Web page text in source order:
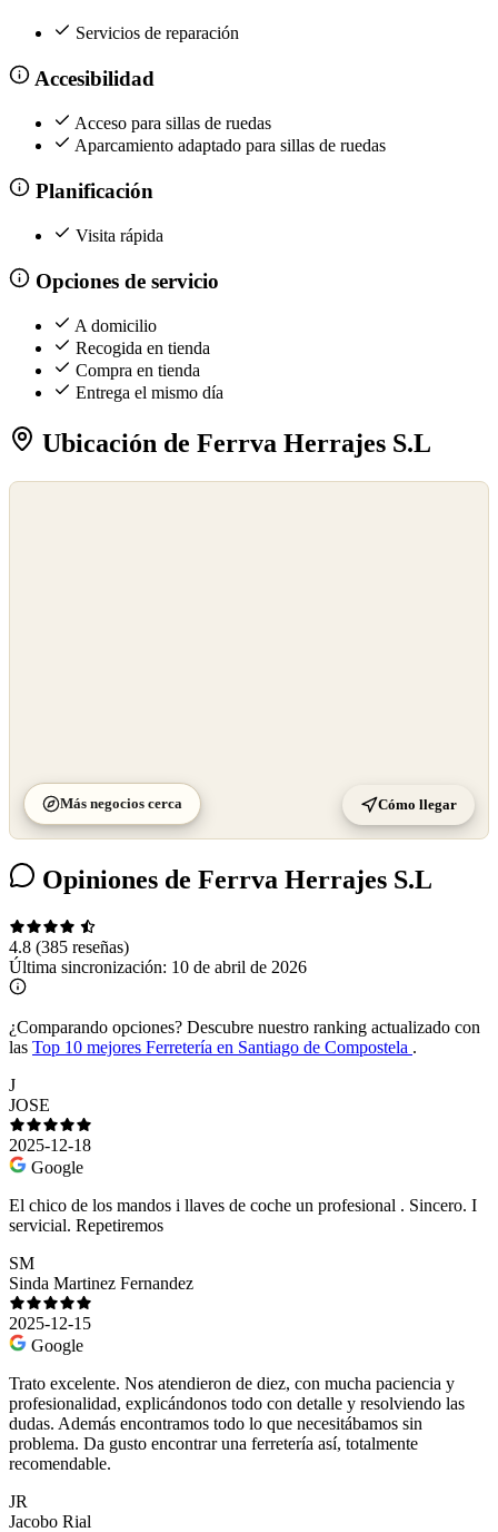
Servicios de reparación
Accesibilidad
Acceso para sillas de ruedas
Aparcamiento adaptado para sillas de ruedas
Planificación
Visita rápida
Opciones de servicio
A domicilio
Recogida en tienda
Compra en tienda
Entrega el mismo día
Ubicación de Ferrva Herrajes S.L
Más negocios cerca Cómo llegar
Opiniones de Ferrva Herrajes S.L
4.8 (385 reseñas)
Última sincronización: 10 de abril de 2026
¿Comparando opciones? Descubre nuestro ranking actualizado con
las Top 10 mejores Ferretería en Santiago de Compostela .
J
JOSE
2025-12-18
Google
El chico de los mandos i llaves de coche un profesional . Sincero. I
servicial. Repetiremos
SM
Sinda Martinez Fernandez
2025-12-15
Google
Trato excelente. Nos atendieron de diez, con mucha paciencia y
profesionalidad, explicándonos todo con detalle y resolviendo las
dudas. Además encontramos todo lo que necesitábamos sin
problema. Da gusto encontrar una ferretería así, totalmente
recomendable.
JR
Jacobo Rial